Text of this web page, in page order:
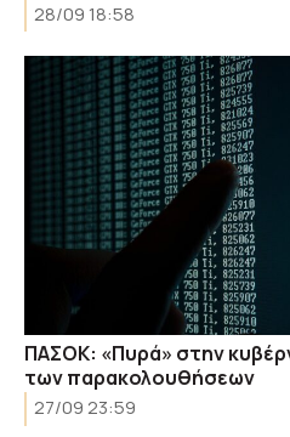
28/09 18:58
ΠΑΣΟΚ: «Πυρά» στην
των παρακολουθήσεων
27/09 23:59